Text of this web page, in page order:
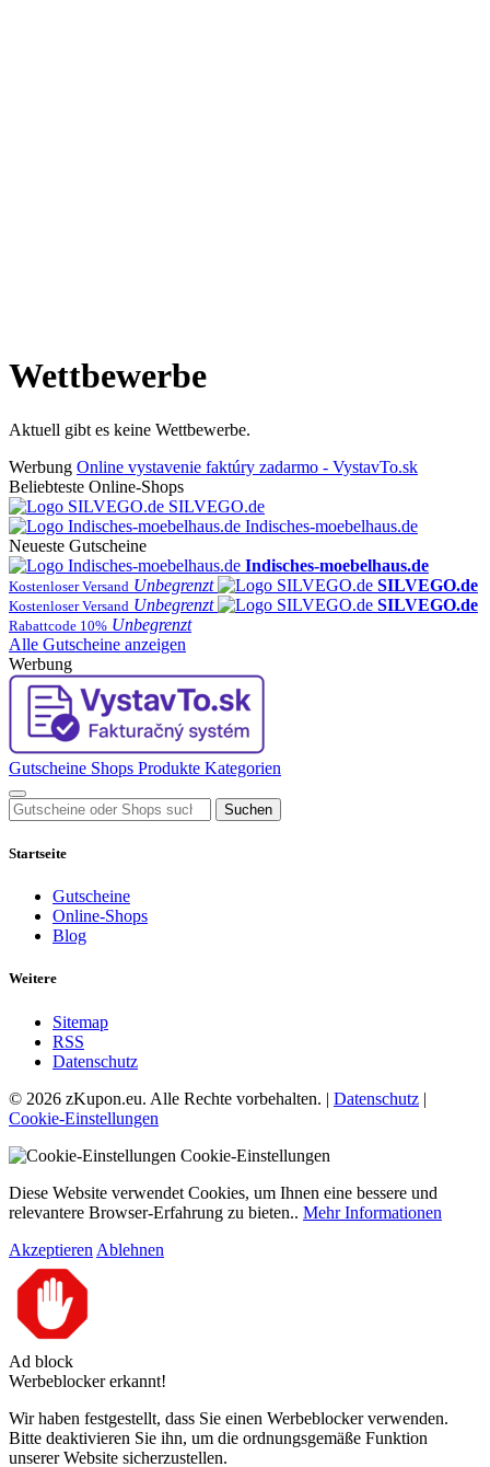
Wettbewerbe
Aktuell gibt es keine Wettbewerbe.
Werbung Online vystavenie faktúry zadarmo - VystavTo.sk
Beliebteste Online-Shops
SILVEGO.de
Indisches-moebelhaus.de
Neueste Gutscheine
Indisches-moebelhaus.de
Kostenloser Versand Unbegrenzt SILVEGO.de
Kostenloser Versand Unbegrenzt SILVEGO.de
Rabattcode 10% Unbegrenzt
Alle Gutscheine anzeigen
Werbung
Gutscheine Shops Produkte Kategorien
Suchen
Startseite
Gutscheine
Online-Shops
Blog
Weitere
Sitemap
RSS
Datenschutz
© 2026 zKupon.eu. Alle Rechte vorbehalten. | Datenschutz |
Cookie-Einstellungen
Cookie-Einstellungen
Diese Website verwendet Cookies, um Ihnen eine bessere und
relevantere Browser-Erfahrung zu bieten.. Mehr Informationen
Akzeptieren Ablehnen
Ad block
Werbeblocker erkannt!
Wir haben festgestellt, dass Sie einen Werbeblocker verwenden.
Bitte deaktivieren Sie ihn, um die ordnungsgemäße Funktion
unserer Website sicherzustellen.